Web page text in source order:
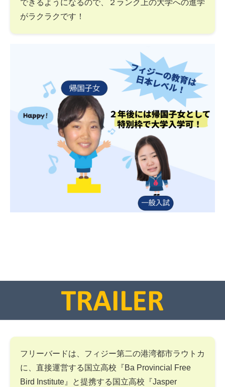
できるようになるので、２ランク上の大学への進学
がラクラクです！
フリーバードは、フィジー第二の港湾都市ラウトカ
に、直接運営する国立高校『Ba Provincial Free
Bird Institute』と提携する国立高校『Jasper